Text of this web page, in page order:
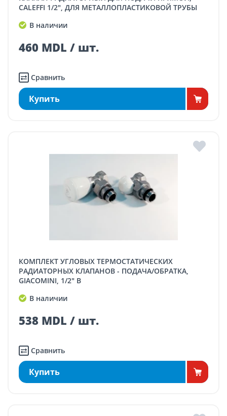
CALEFFI 1/2", ДЛЯ МЕТАЛЛОПЛАСТИКОВОЙ ТРУБЫ
В наличии
460 MDL / шт.
Сравнить
Купить
КОМПЛЕКТ УГЛОВЫХ ТЕРМОСТАТИЧЕСКИХ
РАДИАТОРНЫХ КЛАПАНОВ - ПОДАЧА/ОБРАТКА,
GIACOMINI, 1/2" В
В наличии
538 MDL / шт.
Сравнить
Купить